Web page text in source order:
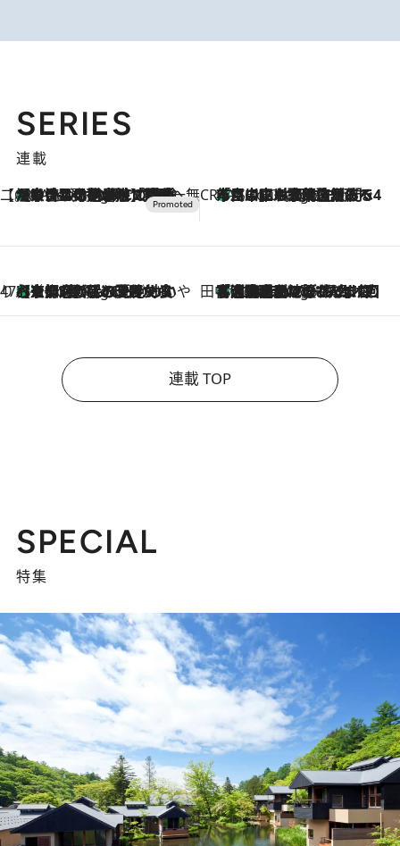
SERIES
連載
【CREA×星野リゾート】唯一無二。癒しと発見が待つ場所へ
2 Hours Ago
【トンボの足水浴】ヒノキの香りに包まれて涼感マックス！約13℃の湧水かけ流しを避暑地「星野温泉 トンボの湯」で体験 CREA'S CHOICE
4 Hours Ago
「立川にも歌舞伎があるんだよ」 片岡仁左衛門・市川中車ら豪華座組みで4年目の立川立飛歌舞伎へ
47都道府県の手みやげ ひんやりスイーツで夏を満喫
4 Hours Ago
【京都府】この夏絶対食べたい 冷やしておいしいおやつ3選 ひと口目から心を掴む新緑のテリーヌ 田中稲の勝手に再ブーム
9 Hours Ago
「湘南乃風に憧れて」観客大盛上がりの“タオル回し”に、ラッパー顔負けの高速歌唱まで…さだまさし（74）のアグレッシブすぎる現在地
連載 TOP
SPECIAL
特集